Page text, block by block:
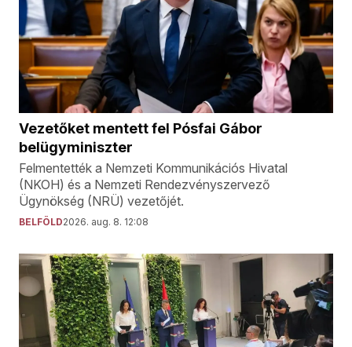
Vezetőket mentett fel Pósfai Gábor
belügyminiszter
Felmentették a Nemzeti Kommunikációs Hivatal
(NKOH) és a Nemzeti Rendezvényszervező
Ügynökség (NRÜ) vezetőjét.
BELFÖLD2026. aug. 8. 12:08